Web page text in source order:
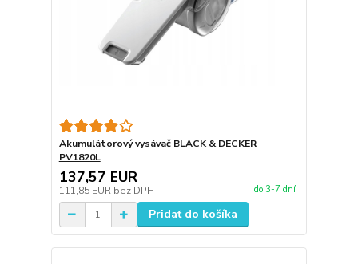
Akumulátorový vysávač BLACK & DECKER
PV1820L
137,57 EUR
111,85 EUR bez DPH do 3-7 dní
Pridať do košíka